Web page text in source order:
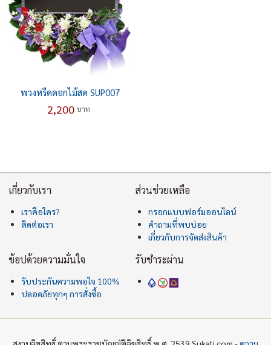
พวงหรีดดอกไม้สด SUP007
2,200 บาท
เกี่ยวกับเรา
เราคือใคร?
ติดต่อเรา
ส่วนช่วยเหลือ
กรอกแบบฟอร์มออนไลน์
คำถามที่พบบ่อย
เกี่ยวกับการจัดส่งสินค้า
ช้อปด้วยความมั่นใจ
รับประกันความพอใจ 100%
ปลอดภัยทุกๆ การสั่งซื้อ
รับชำระผ่าน